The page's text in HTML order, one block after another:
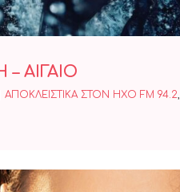
ΑΙΓΑΙΟ
ΑΠΟΚΛΕΙΣΤΙΚΑ ΣΤΟΝ ΗΧΟ FM 94.2,